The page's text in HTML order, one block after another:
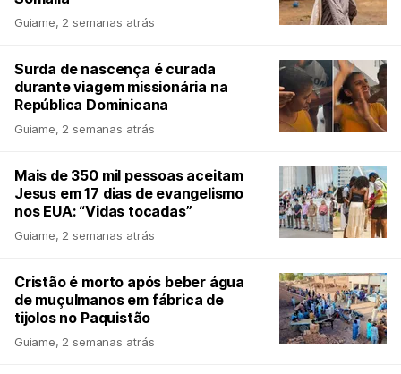
Guiame, 2 semanas atrás
Surda de nascença é curada
durante viagem missionária na
República Dominicana
Guiame, 2 semanas atrás
Mais de 350 mil pessoas aceitam
Jesus em 17 dias de evangelismo
nos EUA: “Vidas tocadas”
Guiame, 2 semanas atrás
Cristão é morto após beber água
de muçulmanos em fábrica de
tijolos no Paquistão
Guiame, 2 semanas atrás